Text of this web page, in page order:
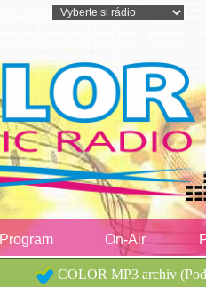
Program On-Air
COLOR MP3 archiv